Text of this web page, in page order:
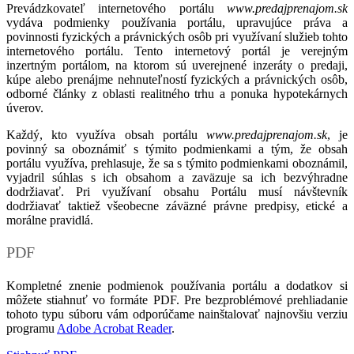
Prevádzkovateľ internetového portálu www.predajprenajom.sk
vydáva podmienky používania portálu, upravujúce práva a
povinnosti fyzických a právnických osôb pri využívaní služieb tohto
internetového portálu. Tento internetový portál je verejným
inzertným portálom, na ktorom sú uverejnené inzeráty o predaji,
kúpe alebo prenájme nehnuteľností fyzických a právnických osôb,
odborné články z oblasti realitného trhu a ponuka hypotekárnych
úverov.
Každý, kto využíva obsah portálu www.predajprenajom.sk, je
povinný sa oboznámiť s týmito podmienkami a tým, že obsah
portálu využíva, prehlasuje, že sa s týmito podmienkami oboznámil,
vyjadril súhlas s ich obsahom a zaväzuje sa ich bezvýhradne
dodržiavať. Pri využívaní obsahu Portálu musí návštevník
dodržiavať taktiež všeobecne záväzné právne predpisy, etické a
morálne pravidlá.
PDF
Kompletné znenie podmienok používania portálu a dodatkov si
môžete stiahnuť vo formáte PDF. Pre bezproblémové prehliadanie
tohoto typu súboru vám odporúčame nainštalovať najnovšiu verziu
programu Adobe Acrobat Reader.